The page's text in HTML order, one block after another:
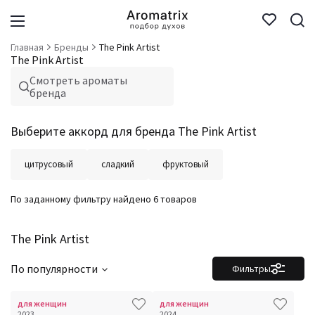
Главная Бренды The Pink Artist
The Pink Artist
Смотреть ароматы
бренда
Выберите аккорд для бренда The Pink Artist
цитрусовый сладкий фруктовый
The Pink Artist
По заданному фильтру найдено 6 товаров
Фильтры
По популярности
для женщин
для женщин